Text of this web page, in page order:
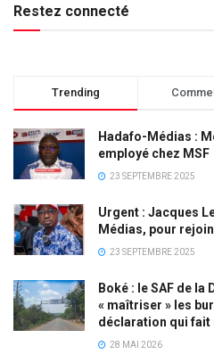
Restez connecté
Trending
Hadafo-Médias :
employé chez MSF
23 SEPTEMBRE 2025
Urgent : Jacques
Médias, pour
23 SEPTEMBRE 2025
Boké : le SAF de la
« maîtriser » les
déclaration qui fait
28 MAI 2026